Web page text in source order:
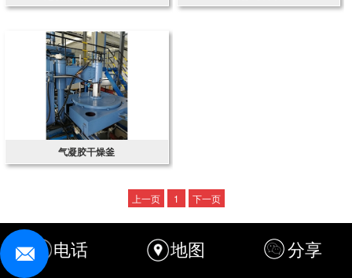
气凝胶干燥釜
上一页 1 下一页
电话 地图 分享